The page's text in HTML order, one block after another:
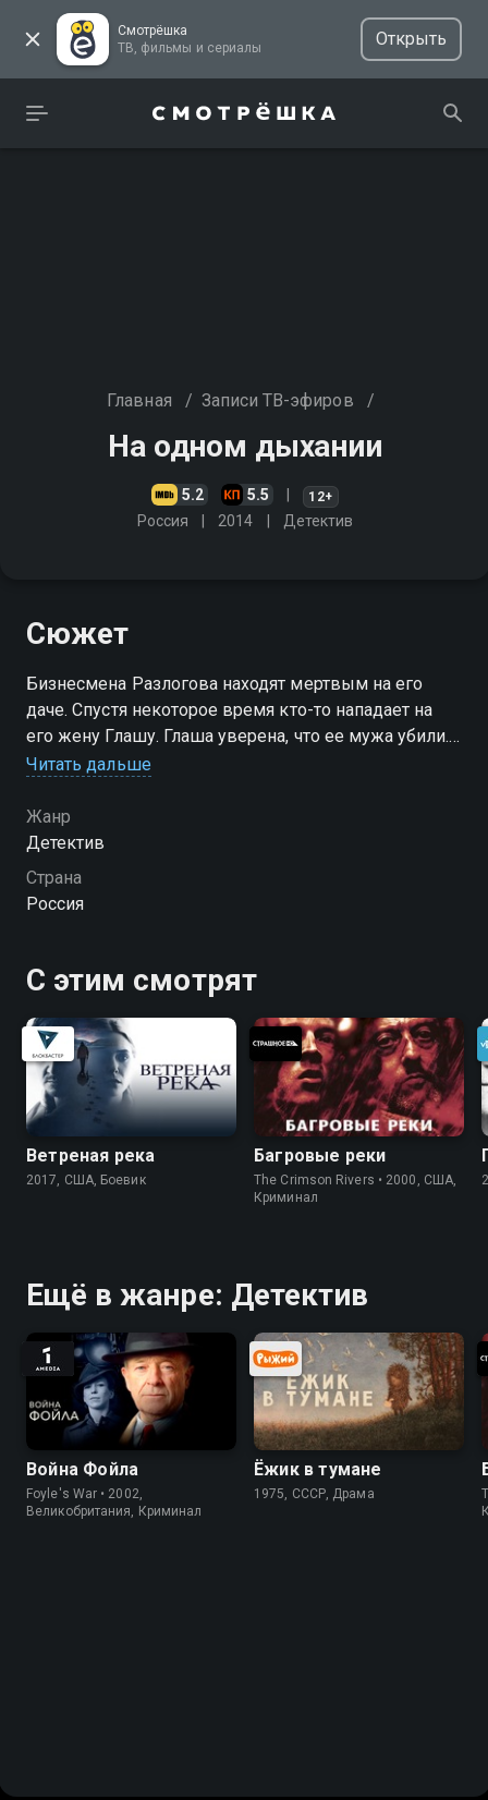
Смотрёшка
ТВ, фильмы и сериалы
Открыть
Главная / Записи ТВ-эфиров /
На одном дыхании
5.2 5.5 12+
Россия 2014 Детектив
Сюжет
Бизнесмена Разлогова находят мертвым на его
даче. Спустя некоторое время кто-то нападает на
его жену Глашу. Глаша уверена, что ее мужа убили.
За помощью она обращается к его ассистенту Марку
Читать дальше
Жанр
Детектив
Страна
Россия
С этим смотрят
Ветреная река
2017, США, Боевик
Багровые реки
The Crimson Rivers • 2000, США,
Криминал
Ещё в жанре: Детектив
Война Фойла
Foyle's War • 2002,
Великобритания, Криминал
Ёжик в тумане
1975, СССР, Драма